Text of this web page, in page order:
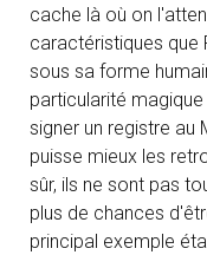
cache là où on
caractéristiques que
sous sa forme
particularité
signer un registre au
puisse mieux les
sûr, ils ne sont pas
plus de chances
principal exemple